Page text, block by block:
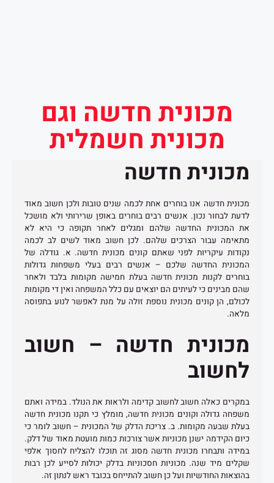
מכונית חדשה וגם
מכונית חשמלית
מכונית חדשה
מכונית חדשה אנו בוחרים אחת לכמה שנים טובות ולכן חשוב מאוד
לדעת לבחור נכון. אנשים רבים בוחרים באופן שרירותי ולא מושכל
את המכונית החדשה שלהם ומגלים לאחר תקופה כי היא לא
מתאימה עבור הצרכים שלהם. לכן חשוב מאוד לשים לב לכמה
נקודות עיקריות לפני שאתם קונים מכונית חדשה. א. גודלה של
המכונית החדשה שלכם – אנשים רבים בעלי משפחות גדולות
בוחרים לקנות מכונית חדשה בעלת חמישה מקומות בלבד ולאחר
שהם מבינים כי לעיתים הם יוצאים עם כלל המשפחה ואין די מקומות
לכולם, הן קונים מכונית נוספת זולה על מנת לאפשר לנוע בתפוסה
מלאה.
מכונית חדשה – חשוב
לחשוב
במקרים כאלה חשוב לחשוב קדימה ולראות את הנולד. במידה ואתם
משפחה גדולה וקונים מכונית חדשה, מומלץ כי תקנו מכונית חדשה
בעלת שבעה מקומות. ב. צריכת הדלק של המכונית – חשוב לומר כי
כיום הקידמה ישנן מכוניות אשר צורכות כמות מועטת מאוד של דלק.
במידה ותבחרו מכונית חדשה מסוג זה תוכלו להצליח לחסוך אלפי
שקלים מיד שנה. מכוניות חסכוניות בדלק יכולות לסייע לכן רבות
בהוצאות החודשיות ועל כן חשוב להתייחס בכובד ראש לנתון זה.